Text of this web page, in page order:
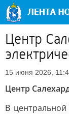
Центр
15 июня 2026,
Центр
В